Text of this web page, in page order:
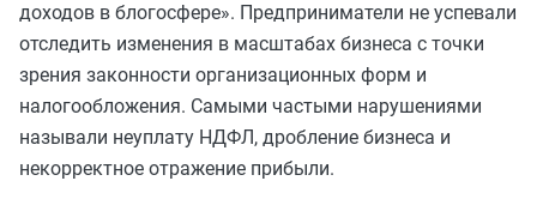
доходов в блогосфере». Предприниматели не успевали
отследить изменения в масштабах бизнеса с точки
зрения законности организационных форм и
налогообложения. Самыми частыми нарушениями
называли неуплату НДФЛ, дробление бизнеса и
некорректное отражение прибыли.